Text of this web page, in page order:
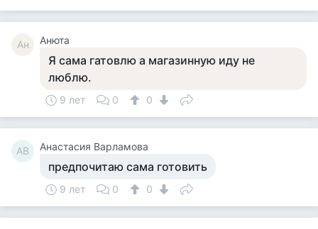
Ан Анюта
Я сама гатовлю а магазинную иду не
люблю.
9 лет 0 0
АВ Анастасия Варламова
предпочитаю сама готовить
9 лет 0 0